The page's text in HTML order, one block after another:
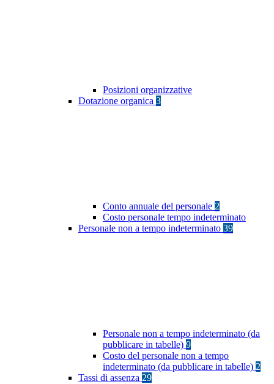
Posizioni organizzative
Dotazione organica 3
Conto annuale del personale 2
Costo personale tempo indeterminato
Personale non a tempo indeterminato 39
Personale non a tempo indeterminato (da
pubblicare in tabelle) 9
Costo del personale non a tempo
indeterminato (da pubblicare in tabelle) 2
Tassi di assenza 29